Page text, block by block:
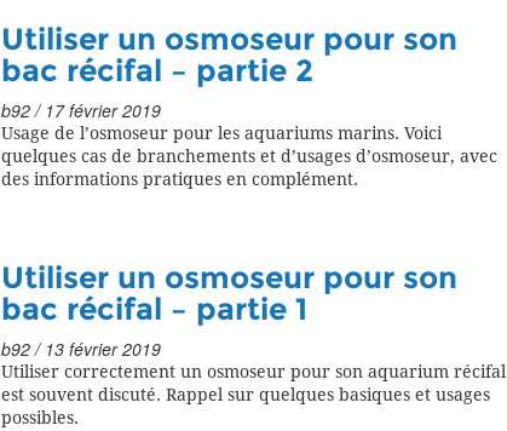
Utiliser un osmoseur pour son
bac récifal – partie 2
b92 / 17 février 2019
Usage de l’osmoseur pour les aquariums marins. Voici
quelques cas de branchements et d’usages d’osmoseur, avec
des informations pratiques en complément.
Utiliser un osmoseur pour son
bac récifal – partie 1
b92 / 13 février 2019
Utiliser correctement un osmoseur pour son aquarium récifal
est souvent discuté. Rappel sur quelques basiques et usages
possibles.